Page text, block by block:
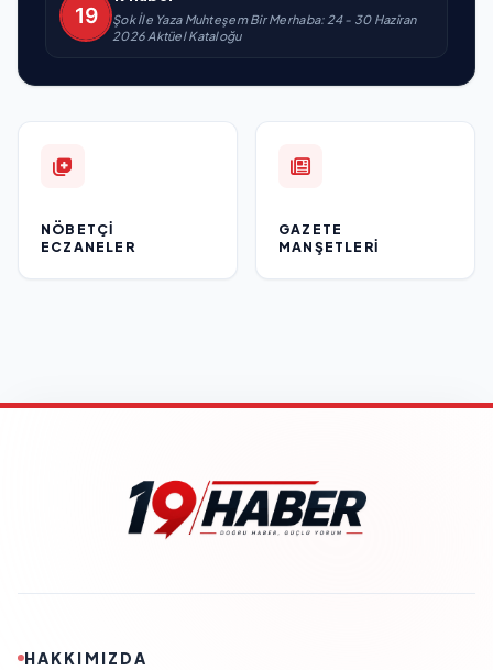
Şok İle Yaza Muhteşem Bir Merhaba: 24 - 30 Haziran
2026 Aktüel Kataloğu
NÖBETÇI
ECZANELER
GAZETE
MANŞETLERI
HAKKIMIZDA